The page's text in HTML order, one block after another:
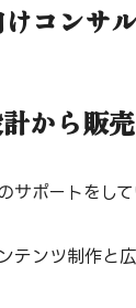
コンサ
から販
サポートをし
テンツ制作と